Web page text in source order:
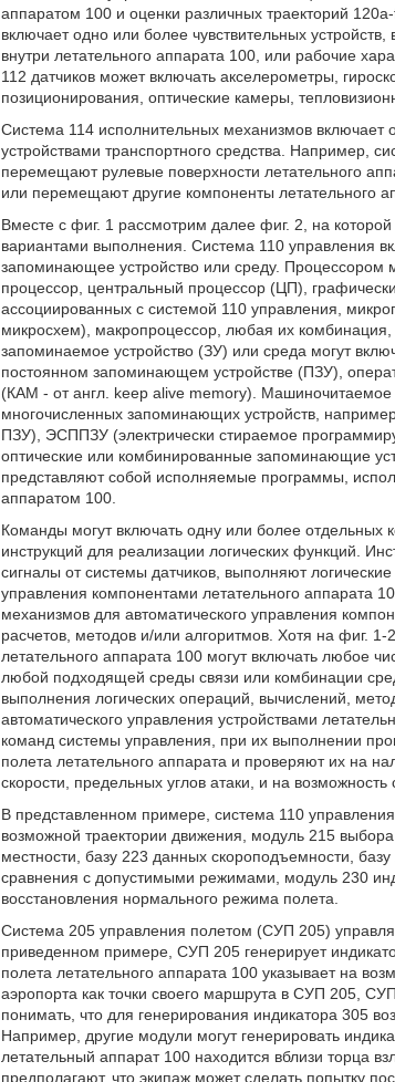
аппаратом 100 и оценки различных траекторий
включает одно или более чувствительных
внутри летательного аппарата 100, или рабочие
112 датчиков может включать акселерометры,
позиционирования, оптические камеры,
Система 114 исполнительных механизмов
устройствами транспортного средства. Например,
перемещают рулевые поверхности летательного
или перемещают другие компоненты летательного
Вместе с фиг. 1 рассмотрим далее фиг. 2, на
вариантами выполнения. Система 110 управления
запоминающее устройство или среду.
процессор, центральный процессор (ЦП),
ассоциированных с системой 110 управления,
микросхем), макропроцессор, любая их
запоминаемое устройство (ЗУ) или среда могут
постоянном запоминающем устройстве (ПЗУ),
(КАМ - от англ. keep alive memory). Машиночитаемое
многочисленных запоминающих устройств,
ПЗУ), ЭСППЗУ (электрически стираемое
оптические или комбинированные запоминающие
представляют собой исполняемые программы,
аппаратом 100.
Команды могут включать одну или более
инструкций для реализации логических функций.
сигналы от системы датчиков, выполняют
управления компонентами летательного аппарата
механизмов для автоматического управления
расчетов, методов и/или алгоритмов. Хотя на фиг.
летательного аппарата 100 могут включать любое
любой подходящей среды связи или комбинации
выполнения логических операций, вычислений,
автоматического управления устройствами
команд системы управления, при их выполнении
полета летательного аппарата и проверяют их на
скорости, предельных углов атаки, и на возможность
В представленном примере, система 110
возможной траектории движения, модуль 215
местности, базу 223 данных скороподъемности,
сравнения с допустимыми режимами, модуль 230
восстановления нормального режима полета.
Система 205 управления полетом (СУП 205)
приведенном примере, СУП 205 генерирует
полета летательного аппарата 100 указывает на
аэропорта как точки своего маршрута в СУП 205,
понимать, что для генерирования индикатора 305
Например, другие модули могут генерировать
летательный аппарат 100 находится вблизи торца
предполагают, что экипаж может сделать попытку